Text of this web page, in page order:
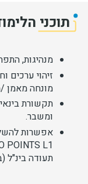
תוכני
מנהיגות,
זיהוי ערכים
מונחה מאמן
תקשורת
ומשבר.
אפשרות
תעודה בינ"ל